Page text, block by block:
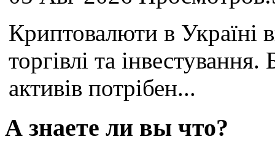
Криптовалюти в Україні
торгівлі та
активів потрібен...
А знаете ли вы что?